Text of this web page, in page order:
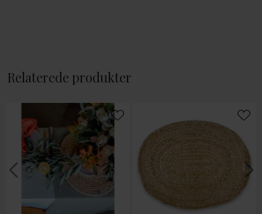
Relaterede produkter